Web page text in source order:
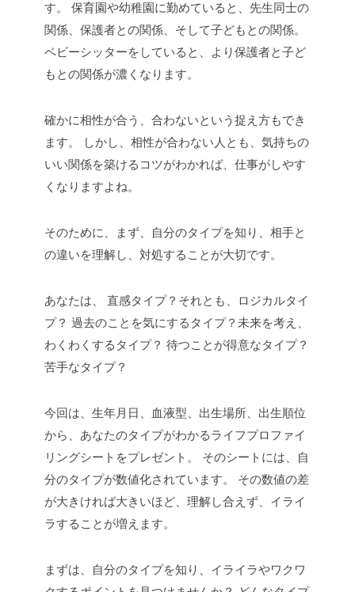
す。
保育園や幼稚園に勤めていると、先生同士の
関係、保護者との関係、そして子どもとの関係。
ベビーシッターをしていると、より保護者と子ど
もとの関係が濃くなります。
確かに相性が合う、合わないという捉え方もでき
ます。
しかし、相性が合わない人とも、気持ちの
いい関係を築けるコツがわかれば、仕事がしやす
くなりますよね。
そのために、まず、自分のタイプを知り、相手と
の違いを理解し、対処することが大切です。
あなたは、
直感タイプ？それとも、ロジカルタイ
プ？ 過去のことを気にするタイプ？未来を考え、
わくわくするタイプ？ 待つことが得意なタイプ？
苦手なタイプ？
今回は、生年月日、血液型、出生場所、出生順位
から、あなたのタイプがわかるライフプロファイ
リングシートをプレゼント。
そのシートには、自
分のタイプが数値化されています。
その数値の差
が大きければ大きいほど、理解し合えず、イライ
ラすることが増えます。
まずは、自分のタイプを知り、イライラやワクワ